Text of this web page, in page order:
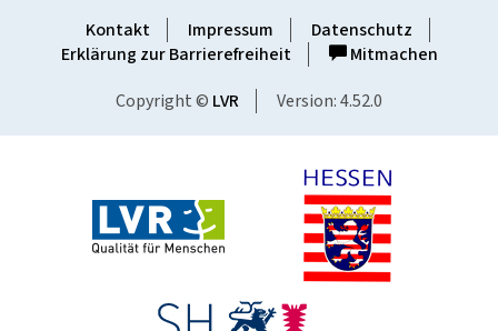
Kontakt Impressum
Datenschutz
Erklärung zur Barrierefreiheit
Mitmachen
Copyright © LVR Version: 4.52.0